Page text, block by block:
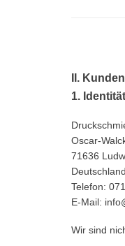
II.
1.
Oscar-
71636
Deutschland
Telefon:
E-Mail:
Wir sind